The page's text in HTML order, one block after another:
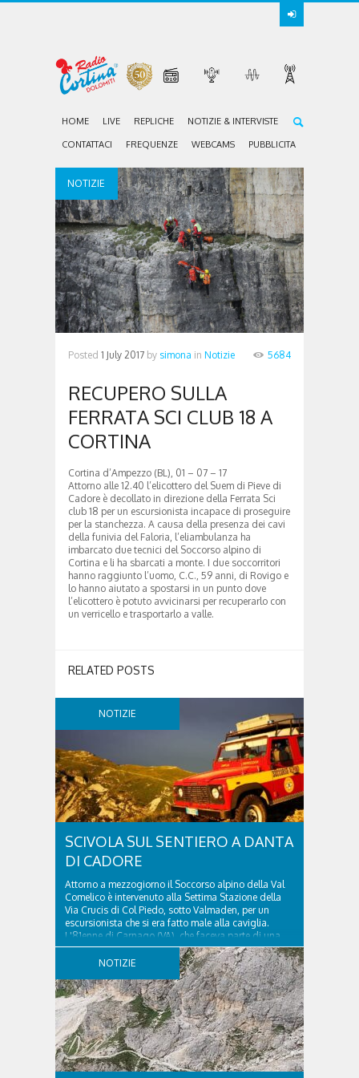
HOME LIVE REPLICHE NOTIZIE & INTERVISTE
CONTATTACI FREQUENZE WEBCAMS PUBBLICITA
NOTIZIE
Posted 1 July 2017 by simona in Notizie 5684
RECUPERO SULLA
FERRATA SCI CLUB 18 A
CORTINA
Cortina d’Ampezzo (BL), 01 – 07 – 17
Attorno alle 12.40 l’elicottero del Suem di Pieve di
Cadore è decollato in direzione della Ferrata Sci
club 18 per un escursionista incapace di proseguire
per la stanchezza. A causa della presenza dei cavi
della funivia del Faloria, l’eliambulanza ha
imbarcato due tecnici del Soccorso alpino di
Cortina e li ha sbarcati a monte. I due soccorritori
hanno raggiunto l’uomo, C.C., 59 anni, di Rovigo e
lo hanno aiutato a spostarsi in un punto dove
l’elicottero è potuto avvicinarsi per recuperarlo con
un verricello e trasportarlo a valle.
RELATED POSTS
NOTIZIE
SCIVOLA SUL SENTIERO A DANTA
DI CADORE
Attorno a mezzogiorno il Soccorso alpino della Val
Comelico è intervenuto alla Settima Stazione della
Via Crucis di Col Piedo, sotto Valmaden, per un
escursionista che si era fatto male alla caviglia.
L'81enne di Carnago (VA), che faceva parte di una
comitiva e aveva riportato un trauma...
NOTIZIE